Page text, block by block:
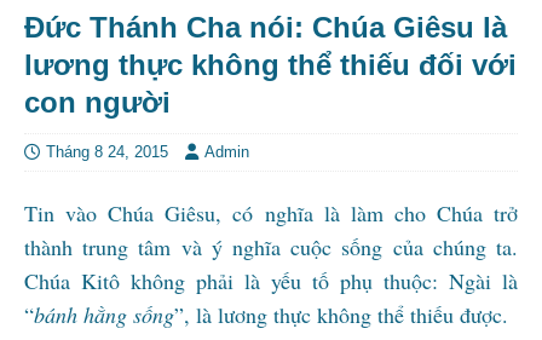
Đức Thánh Cha nói: Chúa Giêsu là
lương thực không thể thiếu đối với
con người
Tháng 8 24, 2015 Admin
Tin vào Chúa Giêsu, có nghĩa là làm cho Chúa trở
thành trung tâm và ý nghĩa cuộc sống của chúng ta.
Chúa Kitô không phải là yếu tố phụ thuộc: Ngài là
“bánh hằng sống”, là lương thực không thể thiếu được.